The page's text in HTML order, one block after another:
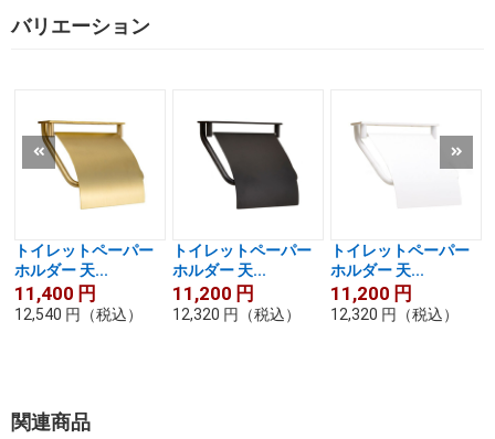
バリエーション
トイレットペーパー
ホルダー 天...
11,400 円
12,540 円 （税込）
トイレットペーパー
ホルダー 天...
11,200 円
12,320 円 （税込）
トイレットペーパー
ホルダー 天...
11,200 円
12,320 円 （税込）
関連商品